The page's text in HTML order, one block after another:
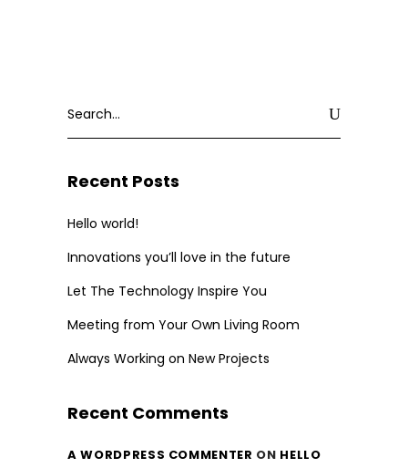
for:
Recent Posts
Hello world!
Innovations you’ll love in the future
Let The Technology Inspire You
Meeting from Your Own Living Room
Always Working on New Projects
Recent Comments
A WORDPRESS COMMENTER ON HELLO